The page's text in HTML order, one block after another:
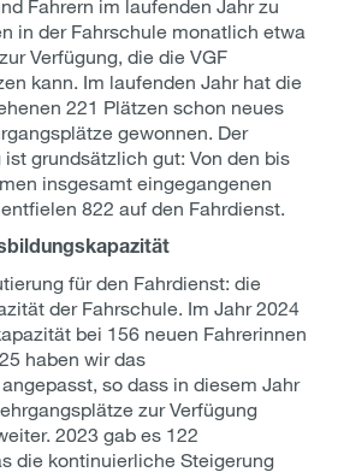
Fahrern im laufenden Jahr zu
in der Fahrschule monatlich etwa
Verfügung, die die VGF
kann. Im laufenden Jahr hat die
221 Plätzen schon neues
gewonnen. Der
grundsätzlich gut: Von den bis
insgesamt eingegangenen
822 auf den Fahrdienst.
für den Fahrdienst: die
der Fahrschule. Im Jahr 2024
bei 156 neuen Fahrerinnen
haben wir das
so dass in diesem Jahr
zur Verfügung
2023 gab es 122
die kontinuierliche Steigerung